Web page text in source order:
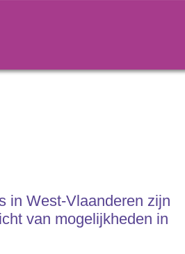
in West-Vlaanderen zijn
van mogelijkheden in